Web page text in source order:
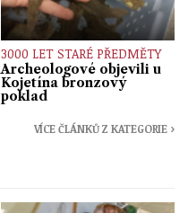
3000 LET STARÉ PŘEDMĚTY
Archeologové objevili u
Kojetína bronzový
poklad
VÍCE ČLÁNKŮ Z KATEGORIE ›